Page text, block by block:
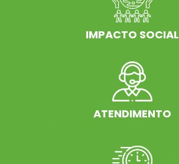
IMPACTO SOCIAL
ATENDIMENTO